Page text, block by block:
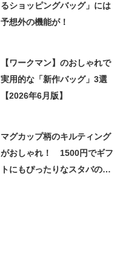
るショッピングバッグ」には
予想外の機能が！
【ワークマン】のおしゃれで
実用的な「新作バッグ」3選
【2026年6月版】
マグカップ柄のキルティング
がおしゃれ！ 1500円でギフ
トにもぴったりなスタバの